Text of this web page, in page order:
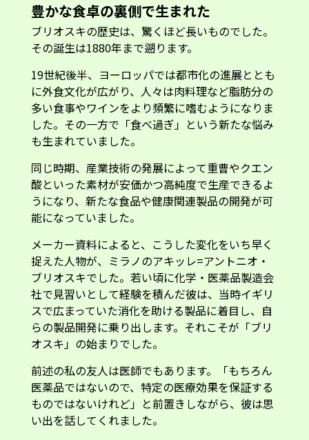
豊かな食卓の裏側で生まれた
ブリオスキの歴史は、驚くほど長いものでした。
その誕生は1880年まで遡ります。
19世紀後半、ヨーロッパでは都市化の進展ととも
に外食文化が広がり、人々は肉料理など脂肪分の
多い食事やワインをより頻繁に嗜むようになりま
した。その一方で「食べ過ぎ」という新たな悩み
も生まれていました。
同じ時期、産業技術の発展によって重曹やクエン
酸といった素材が安価かつ高純度で生産できるよ
うになり、新たな食品や健康関連製品の開発が可
能になっていました。
メーカー資料によると、こうした変化をいち早く
捉えた人物が、ミラノのアキッレ=アントニオ・
ブリオスキでした。若い頃に化学・医薬品製造会
社で見習いとして経験を積んだ彼は、当時イギリ
スで広まっていた消化を助ける製品に着目し、自
らの製品開発に乗り出します。それこそが「ブリ
オスキ」の始まりでした。
前述の私の友人は医師でもあります。「もちろん
医薬品ではないので、特定の医療効果を保証する
ものではないけれど」と前置きしながら、彼は思
い出を話してくれました。